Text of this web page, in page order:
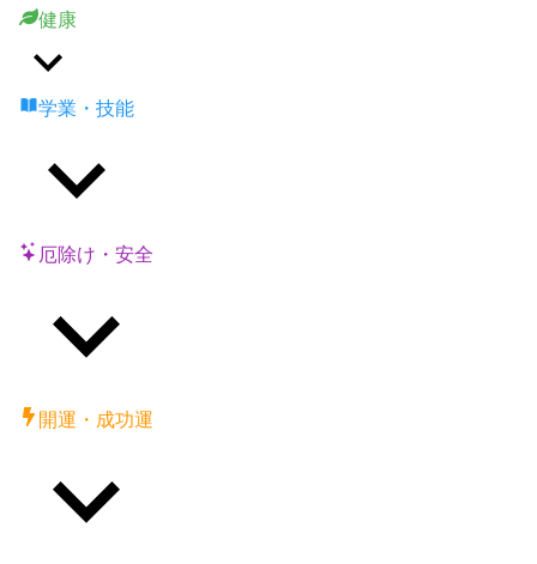
健康
学業・技能
厄除け・安全
開運・成功運